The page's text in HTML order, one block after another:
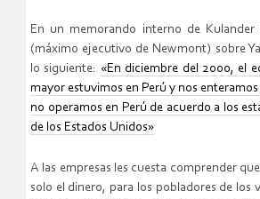
En un memorando interno de Kulander
(máximo ejecutivo de Newmont) sobre
lo siguiente: «En diciembre del 2000, el
mayor estuvimos en Perú y nos
no operamos en Perú de acuerdo a los
de los Estados Unidos»
A las empresas les cuesta comprender
solo el dinero, para los pobladores de los